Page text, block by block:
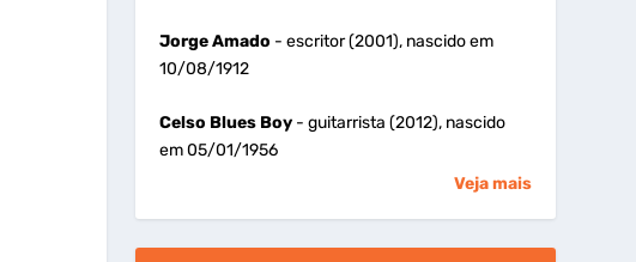
Jorge Amado - escritor (2001), nascido em
10/08/1912
Celso Blues Boy- guitarrista (2012), nascido
em 05/01/1956
Veja mais